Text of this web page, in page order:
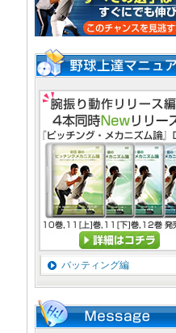
バッティング編